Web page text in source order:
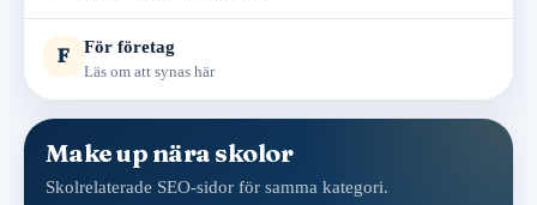
F För företag
Läs om att synas här
Make up nära skolor
Skolrelaterade SEO-sidor för samma kategori.